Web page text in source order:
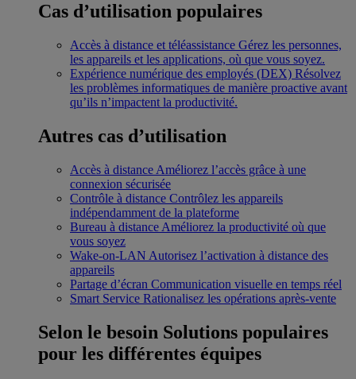
Cas d’utilisation populaires
Accès à distance et téléassistance Gérez les personnes,
les appareils et les applications, où que vous soyez.
Expérience numérique des employés (DEX) Résolvez
les problèmes informatiques de manière proactive avant
qu’ils n’impactent la productivité.
Autres cas d’utilisation
Accès à distance Améliorez l’accès grâce à une
connexion sécurisée
Contrôle à distance Contrôlez les appareils
indépendamment de la plateforme
Bureau à distance Améliorez la productivité où que
vous soyez
Wake-on-LAN Autorisez l’activation à distance des
appareils
Partage d’écran Communication visuelle en temps réel
Smart Service Rationalisez les opérations après-vente
Selon le besoin Solutions populaires
pour les différentes équipes